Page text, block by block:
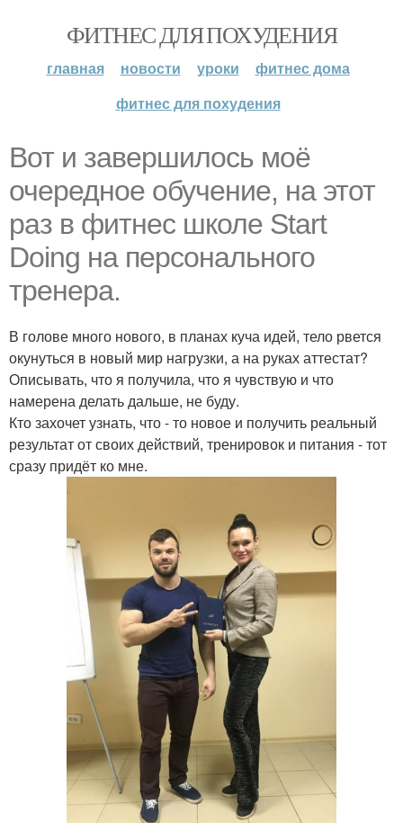
ФИТНЕС ДЛЯ ПОХУДЕНИЯ
главная новости уроки
фитнес дома
фитнес для похудения
Вот и завершилось моё
очередное обучение, на этот
раз в фитнес школе Start
Doing на персонального
тренера.
В голове много нового, в планах куча идей, тело рвется
окунуться в новый мир нагрузки, а на руках аттестат?
Описывать, что я получила, что я чувствую и что
намерена делать дальше, не буду.
Кто захочет узнать, что - то новое и получить реальный
результат от своих действий, тренировок и питания - тот
сразу придёт ко мне.